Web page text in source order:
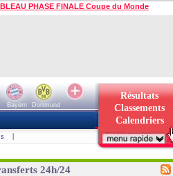
PHASE FINALE Coupe du Monde
Bayern
Dortmund
Résultats
Classements
Calendriers
|
24h/24